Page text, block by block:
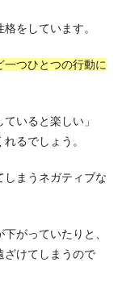
をしています。
つひとつの行動に
いると楽しい」
るでしょう。
まうネガティブな
がっていたりと、
ざけてしまうので